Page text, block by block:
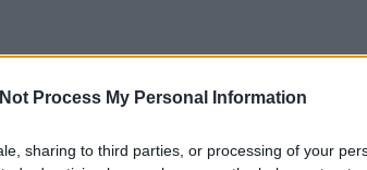
Process My Personal Information
sharing to third parties, or processing of your